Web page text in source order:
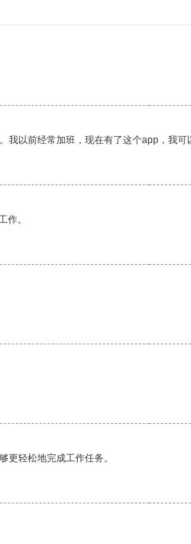
以前经常加班，现在有了这个app，我可
作。
更轻松地完成工作任务。